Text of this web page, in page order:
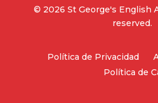
©‎ 2026 St George's English
reserved.
Política de Privacidad
Política de